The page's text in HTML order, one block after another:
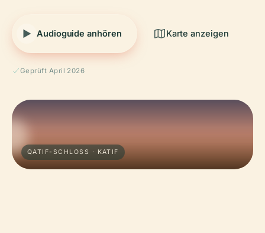
Audioguide anhören Karte anzeigen
Geprüft April 2026
QATIF-SCHLOSS · KATIF